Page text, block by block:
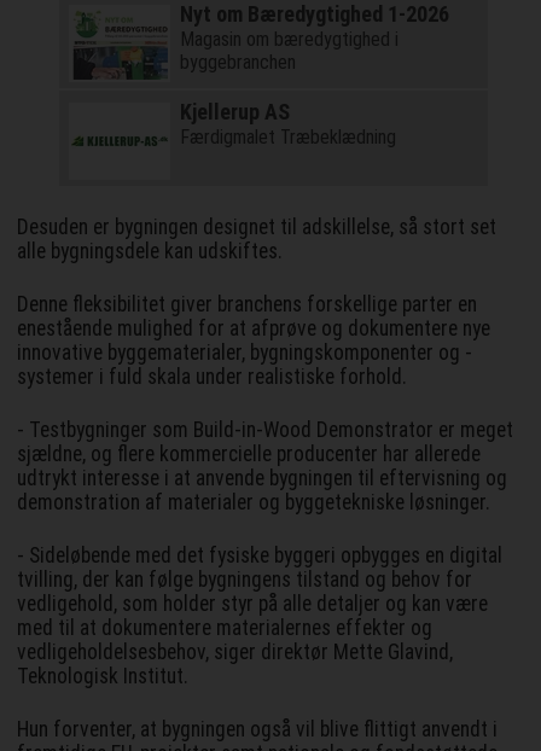
Nyt om Bæredygtighed 1-2026
Magasin om bæredygtighed i
byggebranchen
Kjellerup AS
Færdigmalet Træbeklædning
Desuden er bygningen designet til adskillelse, så stort set
alle bygningsdele kan udskiftes.
Denne fleksibilitet giver branchens forskellige parter en
enestående mulighed for at afprøve og dokumentere nye
innovative byggematerialer, bygningskomponenter og -
systemer i fuld skala under realistiske forhold.
- Testbygninger som Build-in-Wood Demonstrator er meget
sjældne, og flere kommercielle producenter har allerede
udtrykt interesse i at anvende bygningen til eftervisning og
demonstration af materialer og byggetekniske løsninger.
- Sideløbende med det fysiske byggeri opbygges en digital
tvilling, der kan følge bygningens tilstand og behov for
vedligehold, som holder styr på alle detaljer og kan være
med til at dokumentere materialernes effekter og
vedligeholdelsesbehov, siger direktør Mette Glavind,
Teknologisk Institut.
Hun forventer, at bygningen også vil blive flittigt anvendt i